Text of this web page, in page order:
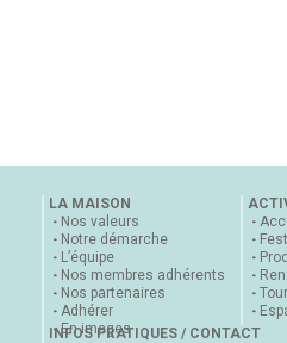
LA MAISON
Nos valeurs
Notre démarche
L’équipe
Nos membres adhérents
Nos partenaires
Adhérer
En images
INFOS PRATIQUES / CONTACT